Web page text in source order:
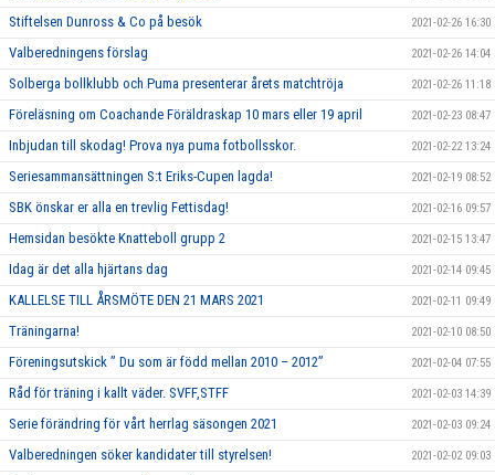
Stiftelsen Dunross & Co på besök 2021-02-26 16:30
Valberedningens förslag 2021-02-26 14:04
Solberga bollklubb och Puma presenterar årets matchtröja 2021-02-26 11:18
Föreläsning om Coachande Föräldraskap 10 mars eller 19 april 2021-02-23 08:47
Inbjudan till skodag! Prova nya puma fotbollsskor. 2021-02-22 13:24
Seriesammansättningen S:t Eriks-Cupen lagda! 2021-02-19 08:52
SBK önskar er alla en trevlig Fettisdag! 2021-02-16 09:57
Hemsidan besökte Knatteboll grupp 2 2021-02-15 13:47
Idag är det alla hjärtans dag 2021-02-14 09:45
KALLELSE TILL ÅRSMÖTE DEN 21 MARS 2021 2021-02-11 09:49
Träningarna! 2021-02-10 08:50
Föreningsutskick ” Du som är född mellan 2010 – 2012” 2021-02-04 07:55
Råd för träning i kallt väder. SVFF,STFF 2021-02-03 14:39
Serie förändring för vårt herrlag säsongen 2021 2021-02-03 09:24
Valberedningen söker kandidater till styrelsen! 2021-02-02 09:03